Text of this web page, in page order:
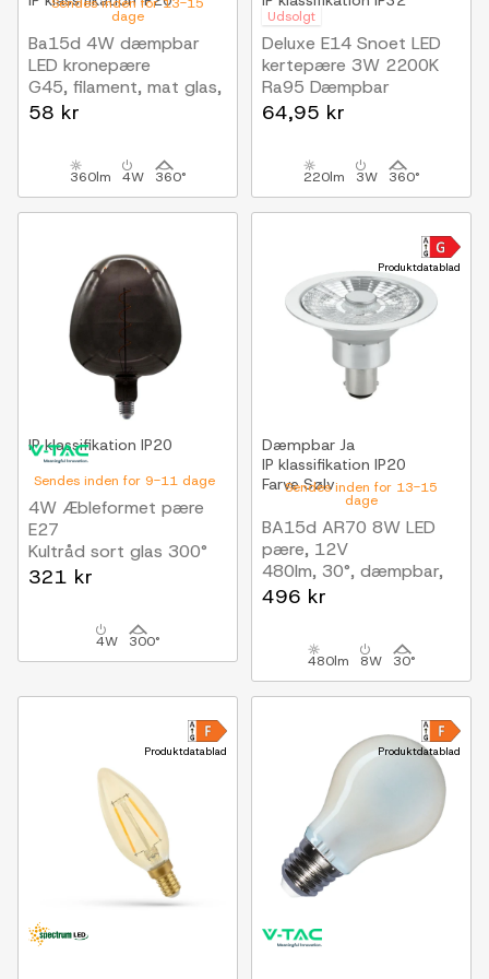
dage
Ba15d 4W dæmpbar
LED kronepære
G45, filament, mat glas,
2500K
58 kr
360lm 4W 360°
Udsolgt
Deluxe E14 Snoet LED
kertepære 3W 2200K
Ra95 Dæmpbar
64,95 kr
220lm 3W 360°
Sendes inden for 9-11 dage
IP klassifikation IP20
4W Æbleformet pære
E27
Kultråd sort glas 300°
321 kr
4W 300°
Produktdatablad
Sendes inden for 13-15
dage
Dæmpbar Ja
IP klassifikation IP20
FarveSølv
BA15d AR70 8W LED
pære, 12V
480lm, 30°, dæmpbar,
varm hvid
496 kr
480lm 8W 30°
Produktdatablad Produktdatablad